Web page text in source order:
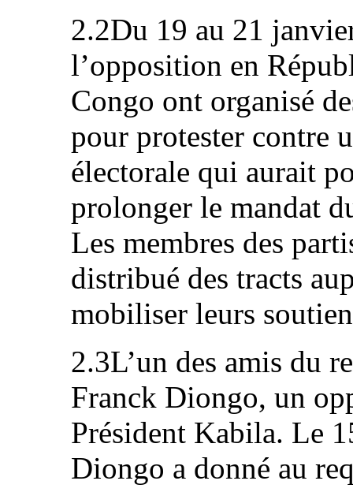
2.2Du 19 au 21
l’opposition en
Congo ont organisé
pour protester contre
électorale qui aurait
prolonger le mandat
Les membres des
distribué des tracts
mobiliser leurs
2.3L’un des amis du
Franck Diongo, un
Président Kabila. Le
Diongo a donné au